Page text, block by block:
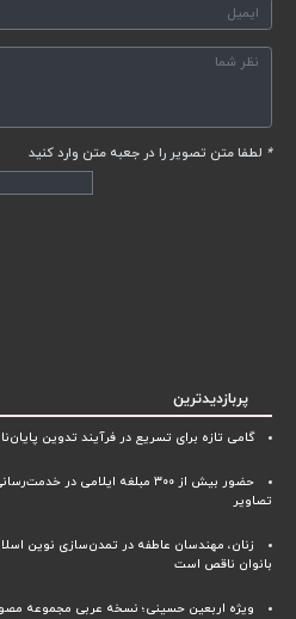
* لطفا متن تصویر را در جعبه متن وارد کنید
پربازدیدترین
گامی تازه برای تسریع در فرآیند تدوین
حضور بیش از ۳۰۰ مبلغه ایلامی
تصاویر
زنان، مهندسان عاطفه در تمدن‌سازی نوین
بانوان ناقص است
ویژه اربعین حسینی؛ نسخه عربی مجموعه